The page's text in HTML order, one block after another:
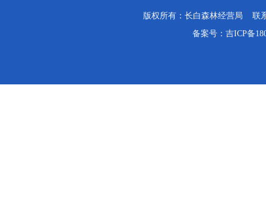
版权所有：长白森林经营局 联
备案号： 吉ICP备